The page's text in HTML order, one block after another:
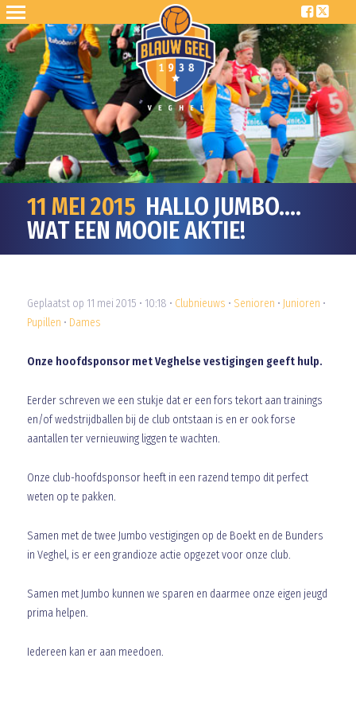
11 MEI 2015 HALLO JUMBO….
WAT EEN MOOIE AKTIE!
Geplaatst op 11 mei 2015 • 10:18 • Clubnieuws • Senioren • Junioren •
Pupillen • Dames
Onze hoofdsponsor met Veghelse vestigingen geeft hulp.
Eerder schreven we een stukje dat er een fors tekort aan trainings
en/of wedstrijdballen bij de club ontstaan is en er ook forse
aantallen ter vernieuwing liggen te wachten.
Onze club-hoofdsponsor heeft in een razend tempo dit perfect
weten op te pakken.
Samen met de twee Jumbo vestigingen op de Boekt en de Bunders
in Veghel, is er een grandioze actie opgezet voor onze club.
Samen met Jumbo kunnen we sparen en daarmee onze eigen jeugd
prima helpen.
Iedereen kan er aan meedoen.